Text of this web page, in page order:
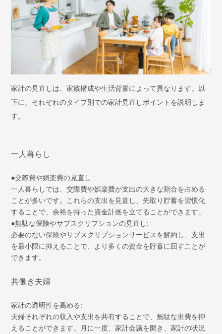
家計の見直しは、家族構成や生活背景によって異なります。以
下に、それぞれのタイプ別での家計見直しポイントを説明しま
す。
一人暮らし
●交際費や娯楽費の見直し:
一人暮らしでは、交際費や娯楽費が支出の大きな割合を占める
ことが多いです。これらの支出を見直し、先取り貯蓄を習慣化
することで、余裕を持った資金計画を立てることができます。
●無駄な保険やサブスクリプションの見直し:
必要のない保険やサブスクリプションサービスを解約し、支出
を最小限に抑えることで、より多くの資金を貯蓄に回すことが
できます。
共働き夫婦
家計の透明性を高める:
夫婦それぞれの収入や支出を共有することで、無駄な出費を抑
えることができます。月に一度、家計会議を開き、家計の状況